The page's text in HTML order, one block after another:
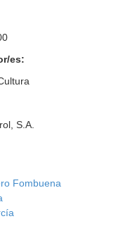
es:
S.A.
Fombuena